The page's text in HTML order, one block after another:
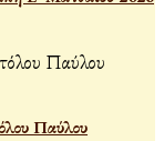
Παύλου